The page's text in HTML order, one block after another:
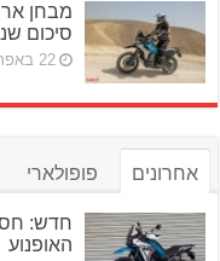
סיכום
22 באפריל 2026
אחרונים פופולארי
חדש:
האופנוע